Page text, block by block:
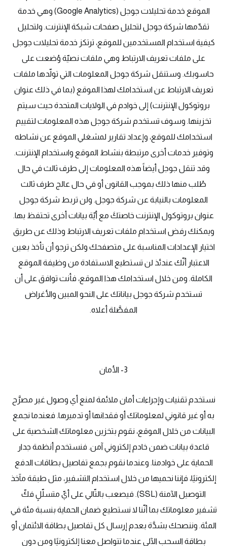
الموقع خدمة تحليلات جوجل (Google Analytics) وهي خدمة
تقدّمها شركة جوجل لتحليل صفحات شبكة الإنترنت. ولتحليل
كيفية استخدام المستخدمين للموقع، ترتكز خدمة تحليلات جوجل
على ملفات تعريف الارتباط وهي ملفات نصيّة وُضعت على
حاسوبك. وستنقل شركة جوجل المعلومات التي تولّدها ملفات
تعريف الارتباط عن استخدامك لهذا الموقع (بما في ذلك عنوان
بروتوكول الإنترنت) إلى خوادم في الولايات المتحدة حيث سيتم
تخزينها. وسوف تستخدم شركة جوجل هذه المعلومات لتقييم
استخدامك للموقع، وإعداد تقارير لمشغلي الموقع عن نشاطه
وتوفير خدمات أخرى مرتبطة بنشاط الموقع واستخدام الإنترنت.
وقد تنقل جوجل أيضاً هذه المعلومات إلى طرف ثالث في حال
طُلب منها ذلك بموجب القانون أو في حال عالج طرف ثالث
المعلومات بالنيابة عن شركة جوجل. ولن تربط شركة جوجل
عنوان بروتوكول الإنترنت خاصتكَ مع أيّة بيانات أخرى تحتفظ بها.
ويمكنك رفض استخدام ملفات تعريف الارتباط وذلك عن طريق
اختيار الإعدادات المناسبة على متصفحك ولكن ترجو أن تأخذ بعين
الاعتبار أنّك عندئذ لن تستطيع الاستفادة من وظيفة الموقع
الكاملة. ومن خلال استخدامك هذا الموقع، فأنت توافق على أن
تستخدم شركة جوجل بياناتك على النحو المبين والأغراض
المفصَّلة أعلاه.
3- الأمان
نستخدم تقنيات وإجراءات أمان ملائمة لمنع أي وصول غير مصرَّح
به أو غير قانوني لمعلوماتك أو فقدانها أو تدميرها. فعندما نجمع
البيانات من خلال الموقع، نقوم بتخزين معلوماتك الشخصية على
قاعدة بيانات ضمن خادم إلكتروني آمن. فنستخدم أنظمة جدار
الحماية على خوادمنا. وعندما نقوم بجمع تفاصيل بطاقات الدفع
إلكترونيًا، فإننا نحميها من خلال استخدام التشفير، مثل طبقة مآخذ
التوصيل الآمنة (SSL). فيصعب بالتّالي على أيّ متسلّلٍ فكّ
تشفير معلوماتك بما أنّنا لا نستطيع ضمان الحماية بنسبة مئة في
المئة. وننصحك بشدَّة بعدم إرسال كل تفاصيل بطاقة الائتمان أو
بطاقة السحب الآلي عندما تتواصل معنا إلكترونيًا ومن دون